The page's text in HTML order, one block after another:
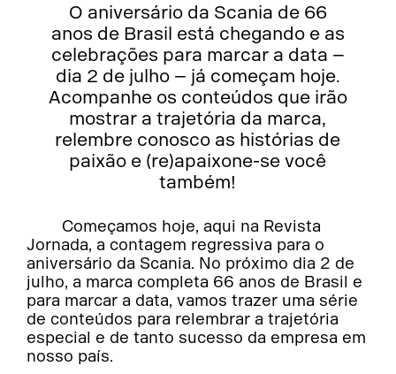
O aniversário da Scania de 66
anos de Brasil está chegando e as
celebrações para marcar a data –
dia 2 de julho – já começam hoje.
Acompanhe os conteúdos que irão
mostrar a trajetória da marca,
relembre conosco as histórias de
paixão e (re)apaixone-se você
também!
Começamos hoje, aqui na Revista
Jornada, a contagem regressiva para o
aniversário da Scania. No próximo dia 2 de
julho, a marca completa 66 anos de Brasil e
para marcar a data, vamos trazer uma série
de conteúdos para relembrar a trajetória
especial e de tanto sucesso da empresa em
nosso país.